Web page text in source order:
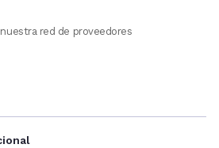
red de proveedores